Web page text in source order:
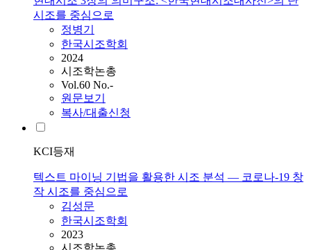
시조를 중심으로
정병기
한국시조학회
2024
시조학논총
Vol.60 No.-
원문보기
복사/대출신청
KCI등재
텍스트 마이닝 기법을 활용한 시조 분석 ― 코로나-19 창
작 시조를 중심으로
김성문
한국시조학회
2023